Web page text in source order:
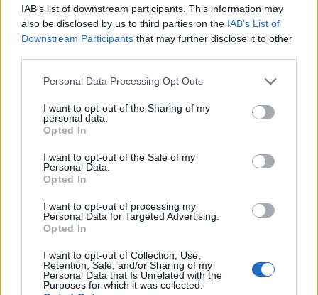
IAB’s list of downstream participants. This information may
also be disclosed by us to third parties on the IAB’s List of
Downstream Participants that may further disclose it to other
Please note that this website/app uses one or more Google
not limited to your visit or usage behaviour. You may click to
grant or deny consent to Google and its third-party tags to
use your data for below specified purposes in below Google
consent section.
Personal Data Processing Opt Outs
I want to opt-out of the Sharing of my
personal data.
Opted In
I want to opt-out of the Sale of my
Personal Data.
Opted In
I want to opt-out of processing my
Personal Data for Targeted Advertising.
Opted In
I want to opt-out of Collection, Use,
Retention, Sale, and/or Sharing of my
Personal Data that Is Unrelated with the
Purposes for which it was collected.
dependerá de la capacidad de la cadena para
convertir esa atención en compras repetidas tras la
Dato final: la promoción enGrubhub opera del
de febrero
4 de marzo
y se aplica solo a
pedidos superiores a
Street Chalupasy las
chicken bacon ranch. Dicho sea de la verdad: la
jugada busca renovar el menú sin perder la
sensación de confort que atrae a clientes
recurrentes.